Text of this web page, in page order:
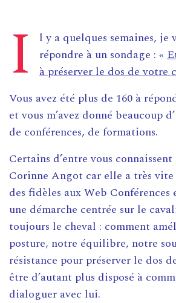
I
l y a quelques semaines, je
répondre à un sondage : «
à préserver le dos de votre
Vous avez été plus de 160 à
et vous m’avez donné beaucoup
de conférences, de formations.
Certains d’entre vous
Corinne Angot car elle a très
des fidèles aux Web Conférences
une démarche centrée sur le
toujours le cheval : comment
posture, notre équilibre, notre
résistance pour préserver le dos
être d’autant plus disposé à
dialoguer avec lui.